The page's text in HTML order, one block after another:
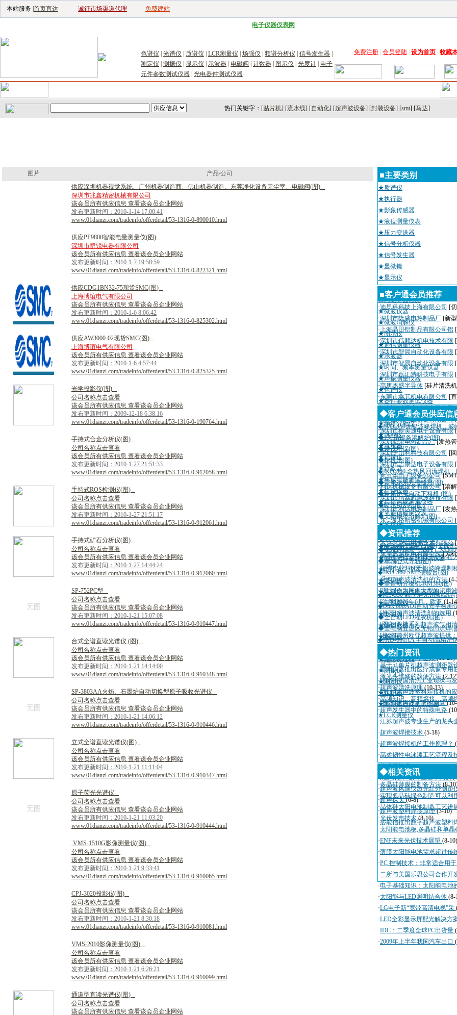
本站服务 | 首页直达 诚征市场渠道代理 免费建站
电子仪器仪表网
色谱仪 光谱仪 质谱仪 LCR测量仪 场强仪 频谱分析仪 信号发生器
测定仪
测振仪 显示仪 示波器 电磁阀 计数器 图示仪 光度计
电子
元件参数测试仪器 光电器件测试仪器
免费注册 会员登陆 设为首页 收藏
热门关键字：[贴片机] [流水线] [自动化] [超声波设备] [封装设备] [smt] [马达]
图片
产品/公司
供应深圳 机器视觉系统、 广州机器制 造商、 佛山机器制 造、 东莞净化设备无尘室、 电磁阀(图)
深圳市兆鑫精密机械有限公司
该会员所有供应信息 查看该会员企业网站
发布更新时间：2010-1-14 17:00:41
www.01dianzi.com/tradeinfo/offerdetail/53-1316-0-890010.html
供应PF9800智能电量测量仪(图)
深圳市群锐电器有限公司
该会员所有供应信息 查看该会员企业网站
发布更新时间：2010-1-7 19:58:59
www.01dianzi.com/tradeinfo/offerdetail/53-1316-0-822321.html
供应CDG1BN32-75现货SMC(图)
上海博谊电气有限公司
该会员所有供应信息 查看该会员企业网站
发布更新时间：2010-1-6 8:06:42
www.01dianzi.com/tradeinfo/offerdetail/53-1316-0-825302.html
供应AW3000-02现货SMC(图)
上海博谊电气有限公司
该会员所有供应信息 查看该会员企业网站
发布更新时间：2010-1-6 4:57:44
www.01dianzi.com/tradeinfo/offerdetail/53-1316-0-825325.html
光学投影仪(图)
公司名称点击查看
该会员所有供应信息 查看该会员企业网站
发布更新时间：2009-12-18 6:38:16
www.01dianzi.com/tradeinfo/offerdetail/53-1316-0-190764.html
手持式合金分析仪(图)
公司名称点击查看
该会员所有供应信息 查看该会员企业网站
发布更新时间：2010-1-27 21:51:33
www.01dianzi.com/tradeinfo/offerdetail/53-1316-0-912058.html
手持式ROS检测仪(图)
公司名称点击查看
该会员所有供应信息 查看该会员企业网站
发布更新时间：2010-1-27 21:51:17
www.01dianzi.com/tradeinfo/offerdetail/53-1316-0-912061.html
手持式矿石分析仪(图)
公司名称点击查看
该会员所有供应信息 查看该会员企业网站
发布更新时间：2010-1-27 14:44:24
www.01dianzi.com/tradeinfo/offerdetail/53-1316-0-912060.html
无图
SP-752PC型
公司名称点击查看
该会员所有供应信息 查看该会员企业网站
发布更新时间：2010-1-21 15:07:08
www.01dianzi.com/tradeinfo/offerdetail/53-1316-0-910447.html
台式全谱直读光谱仪 (图)
公司名称点击查看
该会员所有供应信息 查看该会员企业网站
发布更新时间：2010-1-21 14:14:00
www.01dianzi.com/tradeinfo/offerdetail/53-1316-0-910348.html
无图
SP-3803AA火焰、 石墨炉自动切换型原子吸收光谱仪
公司名称点击查看
该会员所有供应信息 查看该会员企业网站
发布更新时间：2010-1-21 14:06:12
www.01dianzi.com/tradeinfo/offerdetail/53-1316-0-910446.html
立式全谱直读光谱仪(图)
公司名称点击查看
该会员所有供应信息 查看该会员企业网站
发布更新时间：2010-1-21 11:11:04
www.01dianzi.com/tradeinfo/offerdetail/53-1316-0-910347.html
无图
原子荧光光谱仪
公司名称点击查看
该会员所有供应信息 查看该会员企业网站
发布更新时间：2010-1-21 11:03:20
www.01dianzi.com/tradeinfo/offerdetail/53-1316-0-910444.html
.VMS-1510G影像测量仪(图)
公司名称点击查看
该会员所有供应信息 查看该会员企业网站
发布更新时间：2010-1-21 9:33:41
www.01dianzi.com/tradeinfo/offerdetail/53-1316-0-910065.html
CPJ-3020投影仪(图)
公司名称点击查看
该会员所有供应信息 查看该会员企业网站
发布更新时间：2010-1-21 8:30:18
www.01dianzi.com/tradeinfo/offerdetail/53-1316-0-910081.html
VMS-2010影像测量仪(图)
公司名称点击查看
该会员所有供应信息 查看该会员企业网站
发布更新时间：2010-1-21 6:26:21
www.01dianzi.com/tradeinfo/offerdetail/53-1316-0-910099.html
通道型直读光谱仪(图)
公司名称点击查看
该会员所有供应信息 查看该会员企业网站
■主要类别
★质谱仪
★执行器
★影象传感器
★液位测量仪表
★压力变送器
★信号分析仪器
★信号发生器
★显微镜
★显示仪
★无损伤检测仪
★污泥界面检测
★微波仪器
★微波消解仪
★图示仪
★通信测量仪器
★示波器
★时间、频率测量仪器
★声振测量仪器
★色谱仪
★器件参数测试仪器
★其他未分类
★频谱分析仪
★脉冲仪
★减压器
★记录仪
★计数器
★集成电路测试仪器
★红外仪器
★广播电视测量仪器
★光通信检测仪表
★光谱仪
★光度计
★光电器件测试仪器
★电子元件参数测试仪器
★电子光学仪器
★电子称
★电真空器件测试仪器
★电导率仪
★电磁阀
★触控产品
★场强仪
★场强干扰测试仪器
★差压变送器
★测振仪
★测定仪
★保护器
★半导体器件测试仪器
★LCR测量仪
■客户通会员推荐
·迪思科科技上海有限公司 [
·深圳市隆盛电热制品厂 [新
·上海晶田铝制品有限公司铝
·深圳市伟顺达机电技术有限
·深圳市智晨自动化设备有限
·深圳市智晨自动化设备有限
·深圳市百汇特科技电子有限
·高唐杰盛半导体 [硅片清洗
·东莞市鑫菲机电有限公司 [
深圳市瑞天宇科技有限公司
·深圳粤城工业设备有限公司
·深圳市科美通电子设备有限
·深圳海荣电热制品厂 [发热
·深圳千山利科技有限公司 [
·深圳市吉康达电子设备有限
·新宝华电子设备分公司
·利达机械设备有限公司 [溶
·深圳市洁泰超声波科技有限
·深圳市利达电热制品厂 [发
·东莞凯格精密机械有限公司
·深圳市迈瑞自动化设备有限
·北京兴华特电子技术有限公
·东莞三越机电有限公司 [风
◆客户通会员供应信
◆JKD-350无铅波峰焊机，波
◆1无铅锡条溶解炉(图)
◆铸铁坩锅(图)
◆抹机水(图)
◆JKD-860 全热风回流焊机
◆吉康达系列接驳台(图)
◆吉康达全自动下料机 (图)
◆喷水切割机(图)
◆无铅锡条溶解炉(图)
◆锡炉(图)
◆免洗助焊剂F830(图)
◆免洗焊锡膏（SMT）S350(
◆单轴心式导轨(图)
◆JKD-360 SMT接驳台(图)
◆全自动分板机-RM380(图)
◆MS-350 触摸屏无铅波峰焊(
◆Otek 600AOI自动光学检测
◆全自动LED灌胶机(图)
◆全电脑五温区无铅回流焊(
◆JKD-600AA 半自动高精密
◆资讯推荐
·SMT实验室制程方案(桌面型
·中小型电子厂THT无铅制程
·短脚作业THT无铅波峰焊制
·采购超声波清洗机的方法(4-
·[图文]作为国内大型的超声
·[注意]2006年6月，欧亚(1-
·[推荐]超声波清洗剂的选用
·[图文]双槽系列超声波气相
·[推荐]苏州欧亚超声波提供
超声波诊断仪国际招标10月看
·适量辐射有利于健康(11-20)
·德州仪器推出医疗成像专用
·[推荐]中国清洗工业现状与
·[图文]超声波塑料焊接机的应
·[推荐]超声波功率的测算
◆热门资讯
·基于51单片机超声波测距器
·激光头维修的简便方法(2-
·超声波清洗原理(10-13)
·高频知识、高频熔接、高频
·超声发生器中的特殊电路
·江苏超声波专业生产的龙头
·超声波焊接技术 (5-18)
·超声波焊接机的工作原理？
·高柔韧性电泳漆工艺流程及
技术规格书
(4-3)
·[注意]超声波行业基本知识
·超声波风速仪激光红外测距
·超声探头(6-8)
·超声波塑料焊接原理(3-10)
·必能信推出数字超声波塑料
◆相关资讯
·多晶硅薄膜的制备方法(8-
·实现多晶硅绿色制造可以利
·晶体硅太阳电池制备工艺进
·光伏发电技术(8-10)
·太阳能电池板,多晶硅和单晶
·ENF未来光伏技术展望 (8-10)
·薄膜太阳能电池需求超过传
·PC 控制技术：非常适合用于
·二所与美国乐思公司合作开
·电子基础知识：太阳能电池
·太阳能与LED照明结合体 (8-
·LG电子新“宽带高清电视”采
·LED全彩显示屏配光解决方
·IDC：二季度全球PC出货量
·2009年上半年我国汽车出口